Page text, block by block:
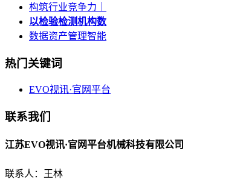
构筑行业竞争力｜
以检验检测机构数
数据资产管理智能
热门关键词
EVO视讯·官网平台
联系我们
江苏EVO视讯·官网平台机械科技有限公司
联系人：王林